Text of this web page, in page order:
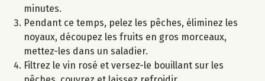
minutes.
Pendant ce temps, pelez les pêches, éliminez les
noyaux, découpez les fruits en gros morceaux,
mettez-les dans un saladier.
Filtrez le vin rosé et versez-le bouillant sur les